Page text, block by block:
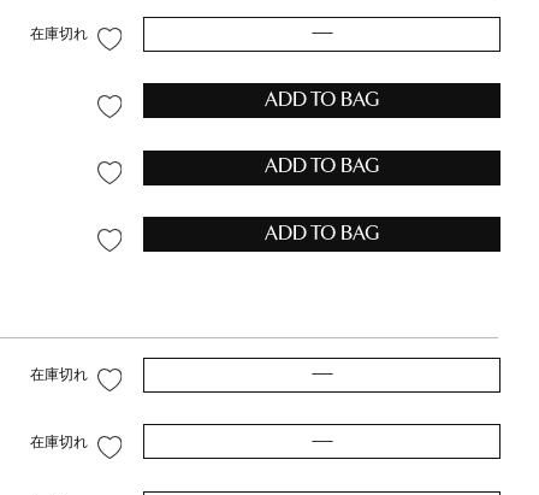
在庫切れ —
ADD TO BAG
ADD TO BAG
ADD TO BAG
在庫切れ —
在庫切れ —